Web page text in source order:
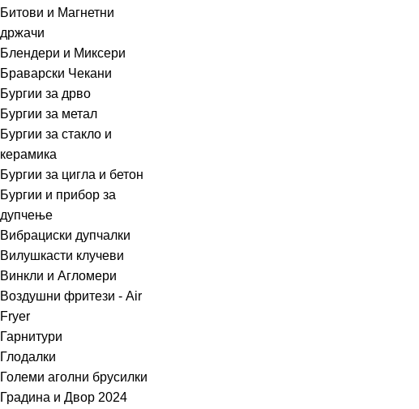
Битови и Магнетни
држачи
Блендери и Миксери
Браварски Чекани
Бургии за дрво
Бургии за метал
Бургии за стакло и
керамика
Бургии за цигла и бетон
Бургии и прибор за
дупчење
Вибрациски дупчалки
Вилушкасти клучеви
Винкли и Агломери
Воздушни фритези - Air
Fryer
Гарнитури
Глодалки
Големи аголни брусилки
Градина и Двор 2024